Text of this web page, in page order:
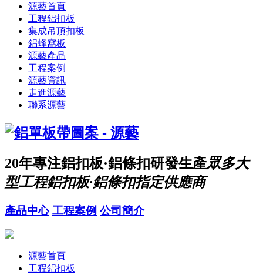
源藝首頁
工程鋁扣板
集成吊頂扣板
鋁蜂窩板
源藝產品
工程案例
源藝資訊
走進源藝
聯系源藝
20年專注鋁扣板·鋁條扣研發生產眾多大
型工程鋁扣板·鋁條扣指定供應商
產品中心 工程案例 公司簡介
源藝首頁
工程鋁扣板